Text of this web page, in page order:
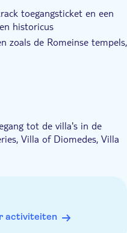
toegangsticket en een
historicus
zoals de Romeinse tempels,
verhalen van een
punten
tot de villa's in de
Villa of Diomedes, Villa
inwisselen voor een
om de audiogids te
activiteiten